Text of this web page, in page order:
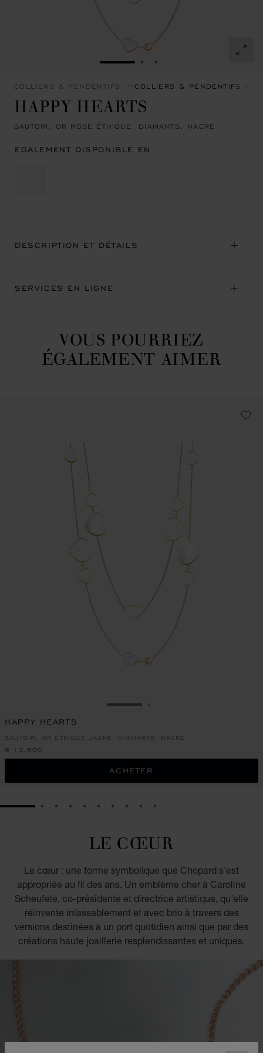
ALLER À LA DIAPOSITIVE 1
ALLER À LA
ALLER À LA
COLLIERS & PENDENTIFS COLLIERS & PENDENTIFS
HAPPY HEARTS
SAUTOIR, OR ROSE ÉTHIQUE, DIAMANTS, NACRE
EGALEMENT DISPONIBLE EN
DESCRIPTION ET DÉTAILS
SERVICES EN LIGNE
VOUS POURRIEZ
ÉGALEMENT AIMER
ALLER À LA DIAPOSITIVE 1
HAPPY HEARTS
SAUTOIR, OR ÉTHIQUE JAUNE, DIAMANTS, NACRE
€ 12,600
ACHETER
GO TO SLIDE 1GO TO SLIDE 2
GO TO SLIDE 3
GO TO SLIDE 4
GO TO SLIDE 5
GO TO SLIDE 6
GO TO SLIDE 7
GO TO SLIDE 8
GO TO SLIDE 9
GO TO SLIDE 10
LE CŒUR
Le cœur : une forme symbolique que Chopard s'est
appropriée au fil des ans. Un emblème cher à Caroline
Scheufele, co-présidente et directrice artistique, qu'elle
réinvente inlassablement et avec brio à travers des
versions destinées à un port quotidien ainsi que par des
créations haute joaillerie resplendissantes et uniques.